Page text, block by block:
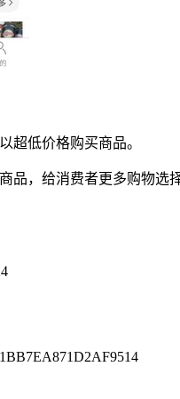
超低价格购买商品。
品，给消费者更多购物选